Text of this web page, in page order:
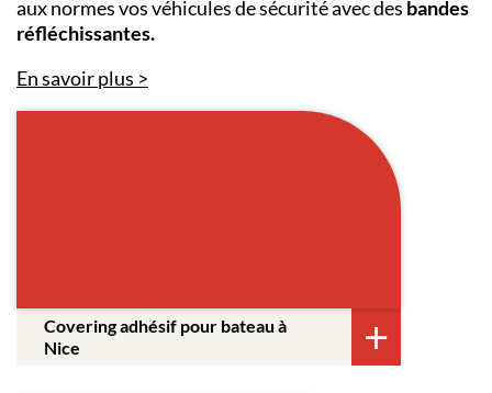
aux normes vos véhicules de sécurité avec des bandes
réfléchissantes.
En savoir plus
Covering adhésif pour bateau à
Nice